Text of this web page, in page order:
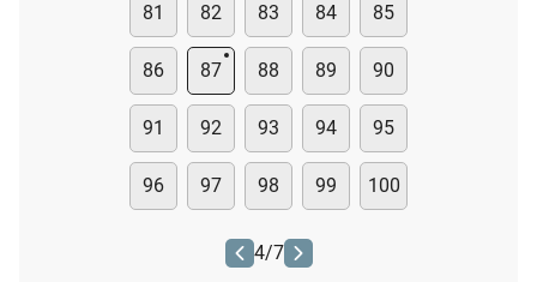
81 82 83 84 85
86 87 88 89 90
91 92 93 94 95
96 97 98 99 100
4/7